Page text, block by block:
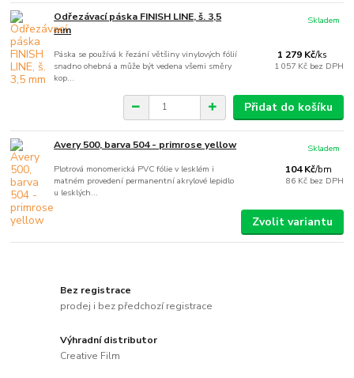
Odřezávací páska FINISH LINE, š. 3,5
mm
Páska se používá k řezání většiny vinylových fólií
snadno ohebná a může být vedena všemi směry
kop...
1 279 Kč/ks
1 057 Kč bez DPH
Skladem
Přidat do košíku
Avery 500, barva 504 - primrose yellow
Plotrová monomerická PVC fólie v lesklém i
matném provedení permanentní akrylové lepidlo
u lesklých...
104 Kč/bm
86 Kč bez DPH
Skladem
Zvolit variantu
Bez registrace
prodej i bez předchozí registrace
Výhradní distributor
Creative Film